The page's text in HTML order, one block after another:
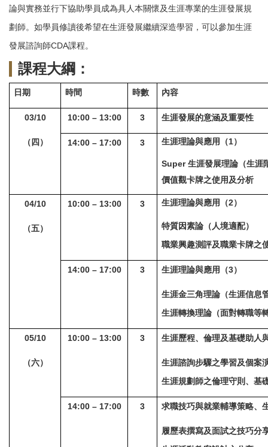
論與實務並行下協助學員成為具人本關懷及生涯專業的生涯發展規
劃師。如學員修讀後希望在生涯發展繼續深造學習，可以參加生涯
發展諮詢師CDA課程。
課程大綱：
日期 時間 時數 內容
03/10
（四）
10:00 – 13:00 3 生涯發展的意涵及重要性
14:00 – 17:00 3 生涯理論與應用（1）
Super生涯發展理論（生涯
價值觀卡牌之使用及分析
04/10
（五）
10:00 – 13:00 3 生涯理論與應用（2）
特質因素論（人境適配）
職業興趣測評及職業卡牌之
14:00 – 17:00 3 生涯理論與應用（3）
生涯金三角理論（生涯信息
生涯轉換理論（面對轉職等
05/10
（六）
10:00 – 13:00 3 生涯歷程、倫理及基礎助人
生涯諮詢步驟之學習及個案
生涯規劃師之倫理守則、基
14:00 – 17:00 3 求職技巧與就業輔導策略、
履歷表撰寫及面試之技巧分